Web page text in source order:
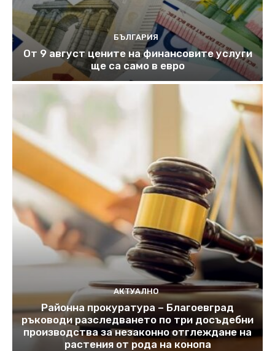
БЪЛГАРИЯ
От 9 август цените на финансовите услуги
ще са само в евро
АКТУАЛНО
Районна прокуратура – Благоевград
ръководи разследването по три досъдебни
производства за незаконно отглеждане на
растения от рода на конопа